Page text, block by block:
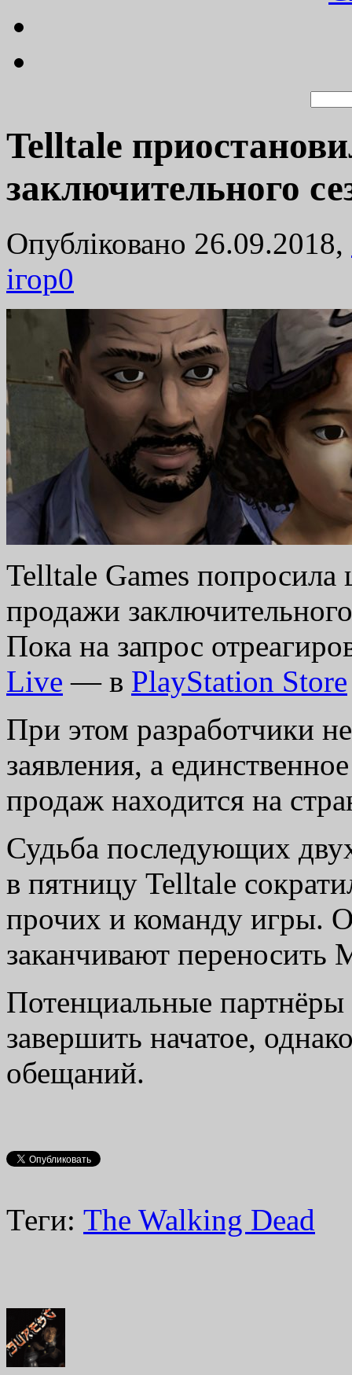
Telltale
заключительного
Опубліковано 26.09.2018,
ігор0
Telltale Games
продажи
Пока на запрос
Live — в PlayStation Store
При этом разработчики
заявления, а
продаж находится на
Судьба последующих
в пятницу Telltale
прочих и команду игры.
заканчивают
Потенциальные
завершить начатое,
обещаний.
Теги: The Walking Dead